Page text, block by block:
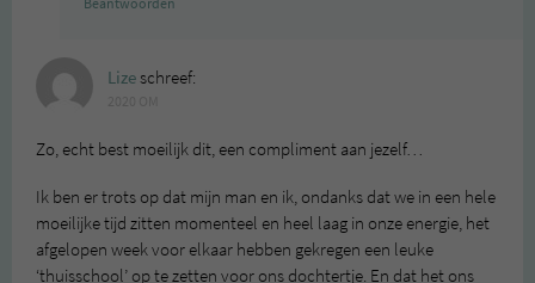
Lizeschreef:
Zo, echt best moeilijk dit, een compliment aan jezelf…
Ik ben er trots op dat mijn man en ik, ondanks dat we in een hele
moeilijke tijd zitten momenteel en heel laag in onze energie, het
afgelopen week voor elkaar hebben gekregen een leuke
‘thuisschool’ op te zetten voor ons dochtertje. En dat het ons